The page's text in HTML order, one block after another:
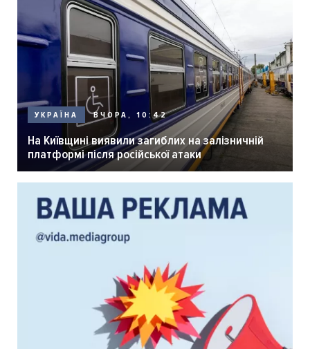
УКРАЇНА ВЧОРА, 10:42
На Київщині виявили загиблих на залізничній
платформі після російської атаки